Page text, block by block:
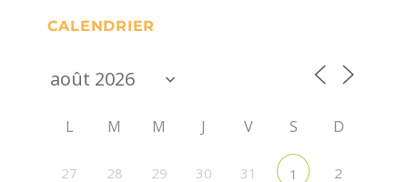
CALENDRIER
L M M J V S D
27 28 29 30 31 1 2